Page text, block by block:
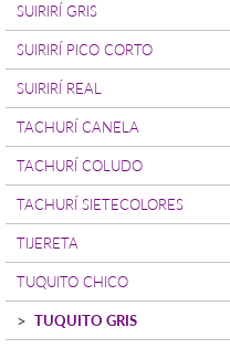
SUIRIRÍ GRIS
SUIRIRÍ PICO CORTO
SUIRIRÍ REAL
TACHURÍ CANELA
TACHURÍ COLUDO
TACHURÍ SIETECOLORES
TIJERETA
TUQUITO CHICO
TUQUITO GRIS